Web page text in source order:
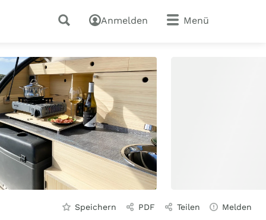
Anmelden Menü
Speichern PDF Teilen Melden